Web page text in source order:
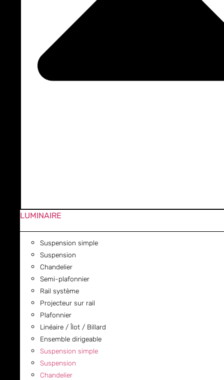
LUMINAIRE
Suspension simple
Suspension
Chandelier
Semi-plafonnier
Rail système
Projecteur sur rail
Plafonnier
Linéaire / Îlot / Billard
Ensemble dirigeable
Suspension simple
Suspension
Chandelier